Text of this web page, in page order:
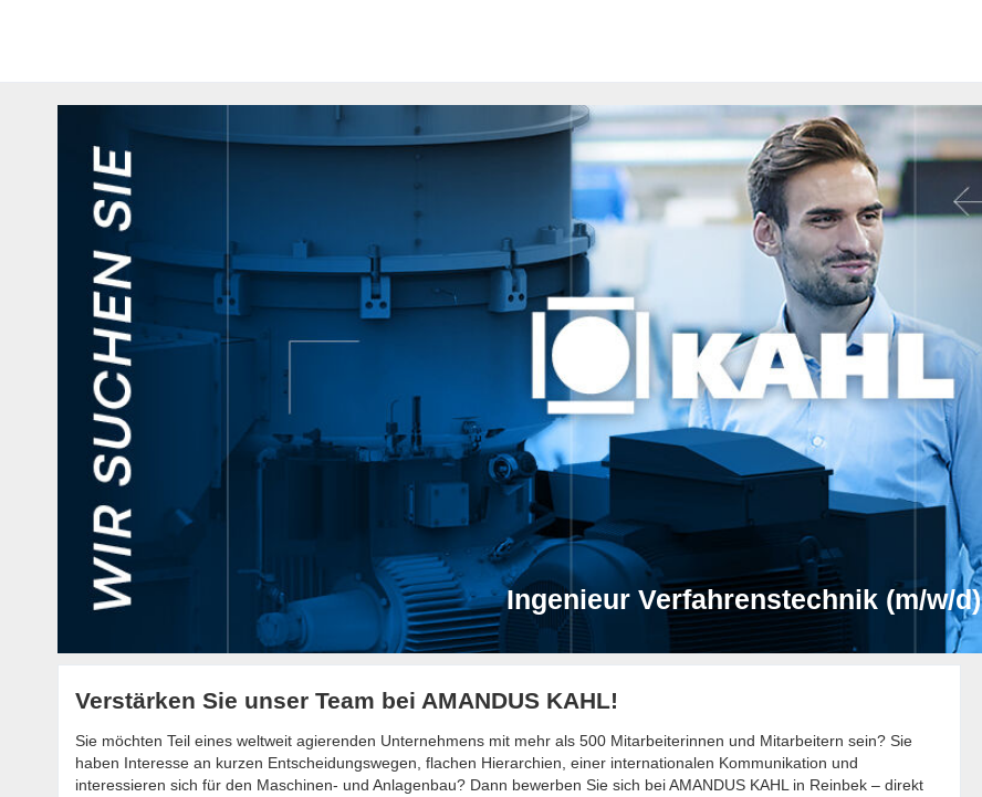
Ingenieur Verfahrenstechnik (m/w/d)
Verstärken Sie unser Team bei AMANDUS KAHL!
Sie möchten Teil eines weltweit agierenden Unternehmens mit mehr als 500 Mitarbeiterinnen und Mitarbeitern sein? Sie
haben Interesse an kurzen Entscheidungswegen, flachen Hierarchien, einer internationalen Kommunikation und
interessieren sich für den Maschinen- und Anlagenbau? Dann bewerben Sie sich bei AMANDUS KAHL in Reinbek – direkt